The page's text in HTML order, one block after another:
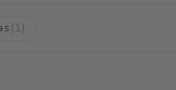
(1)